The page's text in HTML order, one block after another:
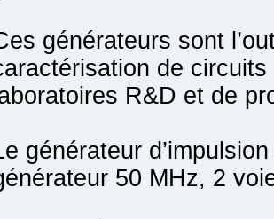
générateurs sont
de
R&D et de
générateur
50 MHz, 2